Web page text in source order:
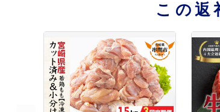
この返